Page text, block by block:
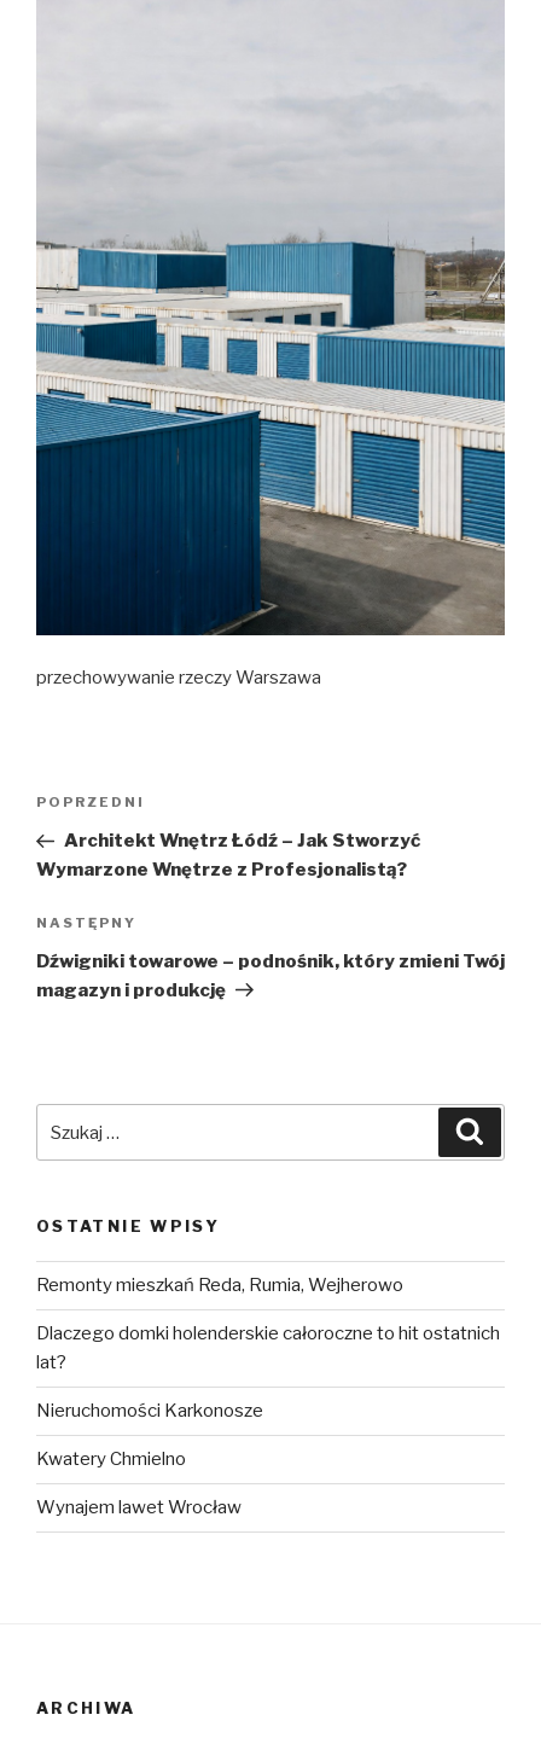
przechowywanie rzeczy Warszawa
Poprzedni
wpis
POPRZEDNI
Architekt Wnętrz Łódź – Jak Stworzyć
Wymarzone Wnętrze z Profesjonalistą?
Następny
wpis
NASTĘPNY
Dźwigniki towarowe – podnośnik, który zmieni Twój
magazyn i produkcję
OSTATNIE WPISY
Remonty mieszkań Reda, Rumia, Wejherowo
Dlaczego domki holenderskie całoroczne to hit ostatnich
lat?
Nieruchomości Karkonosze
Kwatery Chmielno
Wynajem lawet Wrocław
ARCHIWA